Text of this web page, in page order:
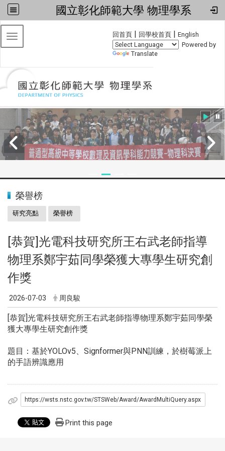
國立彰化師範大學 物理學系
回首頁 | 回學校首頁 | English
Powered by
Translate
Toggle navigation
榮譽榜
研究亮點 榮譽榜
[恭賀]光電科技研究所王右武老師指導
物理系鄭宇茹同學榮獲大專學生研究創
作獎
2026-07-03 周良駿
[恭賀]光電科技研究所王右武老師指導物理系鄭宇茹同學榮
獲大專學生研究創作獎
題目：基於YOLOv5、Signformer與PNN訓練，於樹莓派上
的手語辨識應用
https://wsts.nstc.gov.tw/STSWeb/Award/AwardMultiQuery.aspx
Print this page